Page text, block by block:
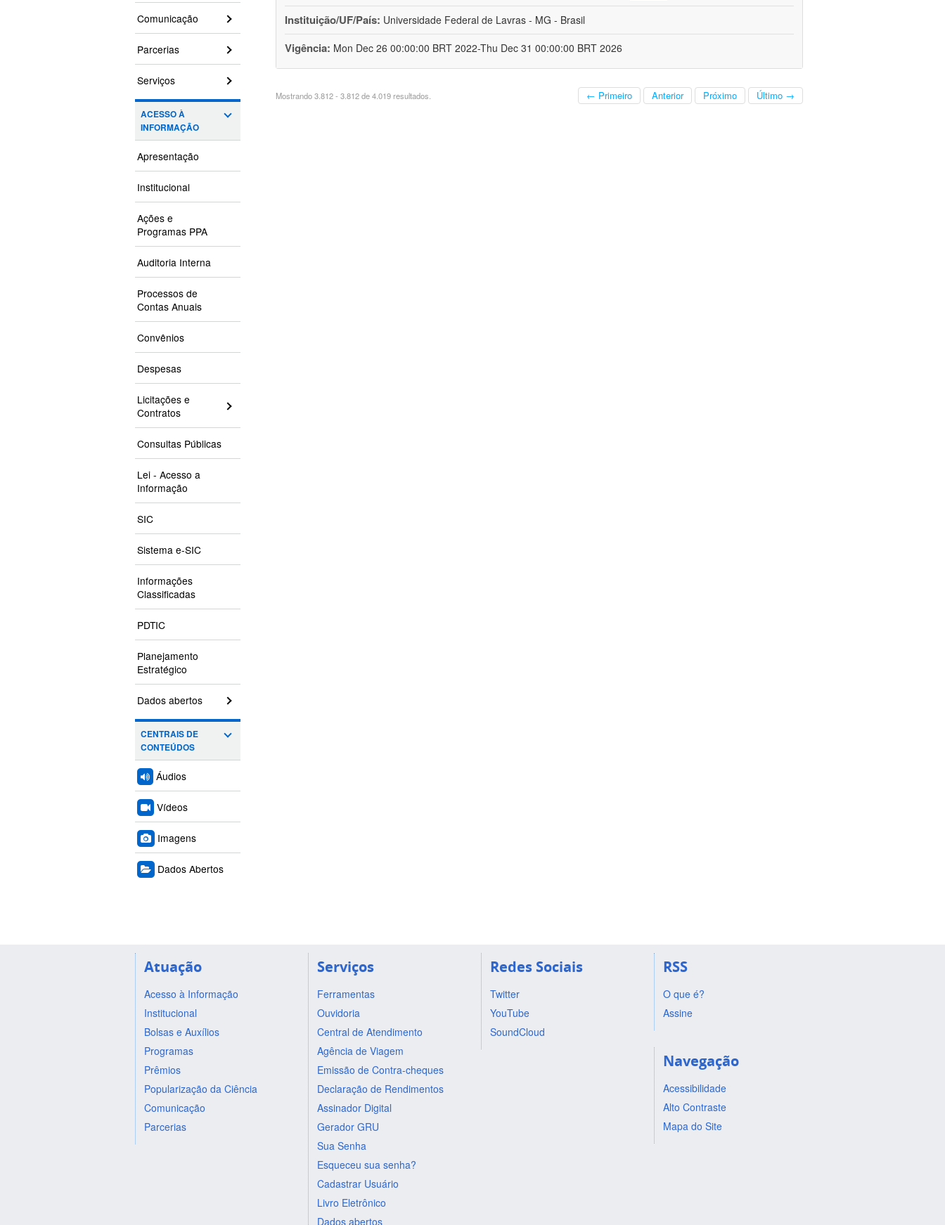
Comunicação
Parcerias
Serviços
ACESSO À
INFORMAÇÃO
Apresentação
Institucional
Ações e
Programas PPA
Auditoria Interna
Processos de
Contas Anuais
Convênios
Despesas
Licitações e
Contratos
Consultas Públicas
Lei - Acesso a
Informação
SIC
Sistema e-SIC
Informações
Classificadas
PDTIC
Planejamento
Estratégico
Dados abertos
CENTRAIS DE
CONTEÚDOS
Áudios
Vídeos
Imagens
Dados Abertos
Instituição/UF/País: Universidade Federal de Lavras - MG - Brasil
Vigência: Mon Dec 26 00:00:00 BRT 2022-Thu Dec 31 00:00:00 BRT 2026
Mostrando 3.812 - 3.812 de 4.019 resultados. ← Primeiro Anterior Próximo Último →
Atuação
Acesso à Informação
Institucional
Bolsas e Auxílios
Programas
Prêmios
Popularização da Ciência
Comunicação
Parcerias
Serviços
Ferramentas
Ouvidoria
Central de Atendimento
Agência de Viagem
Emissão de Contra-cheques
Declaração de Rendimentos
Assinador Digital
Gerador GRU
Sua Senha
Esqueceu sua senha?
Cadastrar Usuário
Livro Eletrônico
Dados abertos
Redes Sociais
Twitter
YouTube
SoundCloud
RSS
O que é?
Assine
Navegação
Acessibilidade
Alto Contraste
Mapa do Site